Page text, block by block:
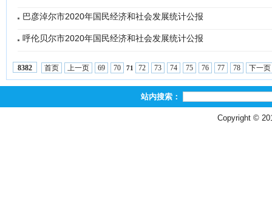
巴彦淖尔市2020年国民经济和社会发展统计公报
呼伦贝尔市2020年国民经济和社会发展统计公报
8382 首页 上一页 69 70 71 72 73 74 75 76 77 78 下一页
站内搜索：
Copyright ©